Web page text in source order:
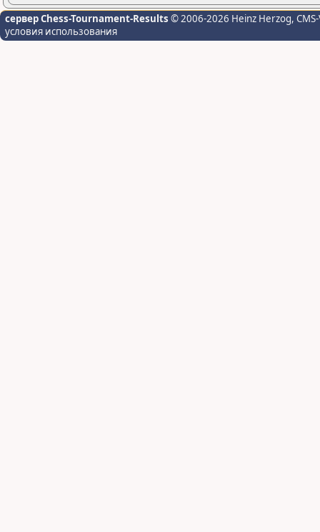
сервер Chess-Tournament-Results © 2006-2026 Heinz Herzog,
условия использования